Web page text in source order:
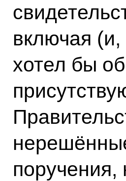
включая
хотел бы
поручения,